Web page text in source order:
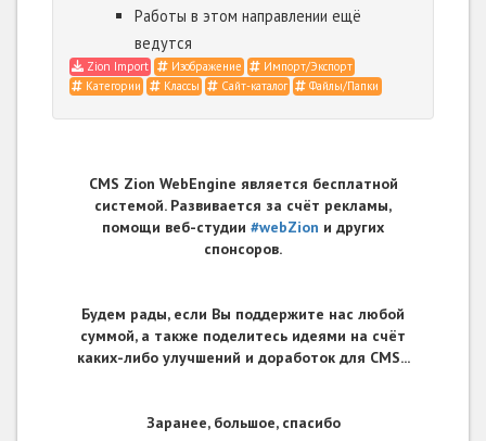
Работы в этом направлении ещё
ведутся
Zion Import Изображение
Импорт/Экспорт
Категории
Классы Сайт-каталог Файлы/Папки
CMS Zion WebEngine является бесплатной
системой. Развивается за счёт рекламы,
помощи веб-студии #webZion и других
спонсоров.
Будем рады, если Вы поддержите нас любой
суммой, а также поделитесь идеями на счёт
каких-либо улучшений и доработок для CMS...
Заранее, большое, спасибо